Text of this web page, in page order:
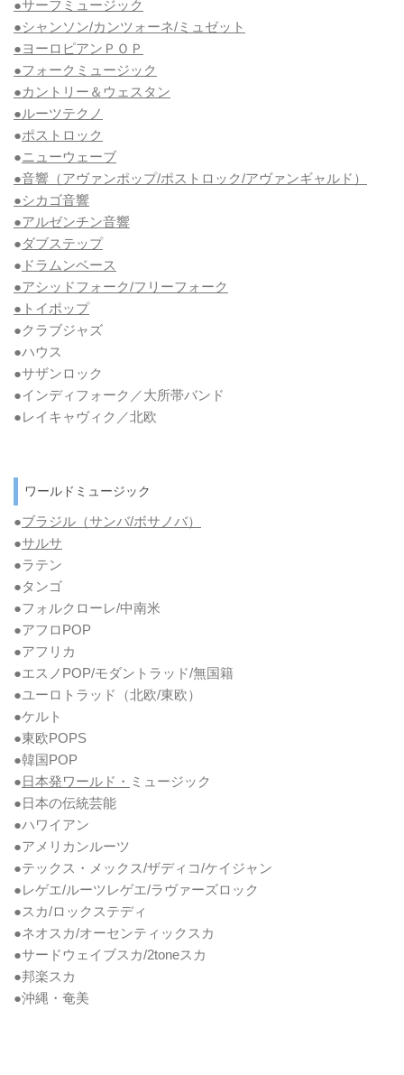
●サーフミュージック
●シャンソン/カンツォーネ/ミュゼット
●ヨーロピアンＰＯＰ
●フォークミュージック
●カントリー＆ウェスタン
●ルーツテクノ
●ポストロック
●ニューウェーブ
●音響（アヴァンポップ/ポストロック/アヴァンギャルド）
●シカゴ音響
●アルゼンチン音響
●ダブステップ
● ドラムンベース
●アシッドフォーク/フリーフォーク
●トイポップ
●クラブジャズ
●ハウス
●サザンロック
●インディフォーク／大所帯バンド
●レイキャヴィク／北欧
ワールドミュージック
●ブラジル（サンバ/ボサノバ）
●サルサ
●ラテン
●タンゴ
●フォルクローレ/中南米
●アフロPOP
●アフリカ
●エスノPOP/モダントラッド/無国籍
●ユーロトラッド（北欧/東欧）
●ケルト
●東欧POPS
●韓国POP
●日本発ワールド・ ミュージック
●日本の伝統芸能
●ハワイアン
●アメリカンルーツ
●テックス・メックス/ザディコ/ケイジャン
●レゲエ/ルーツレゲエ/ラヴァーズロック
●スカ/ロックステディ
●ネオスカ/オーセンティックスカ
●サードウェイブスカ/2toneスカ
●邦楽スカ
●沖縄・奄美